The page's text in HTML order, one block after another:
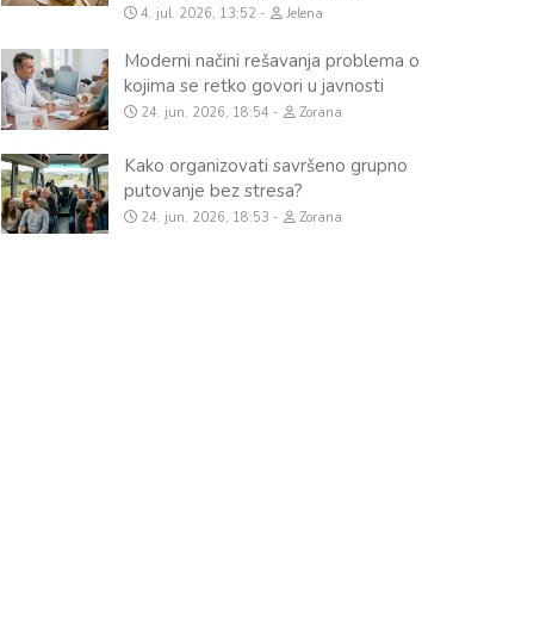
4. jul. 2026, 13:52 Jelena
Moderni načini rešavanja problema o
kojima se retko govori u javnosti
24. jun. 2026, 18:54 Zorana
Kako organizovati savršeno grupno
putovanje bez stresa?
24. jun. 2026, 18:53 Zorana